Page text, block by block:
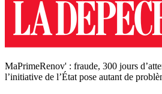
MaPrimeRenov' : fraude, 300 jours
l’initiative de l’État pose autant de